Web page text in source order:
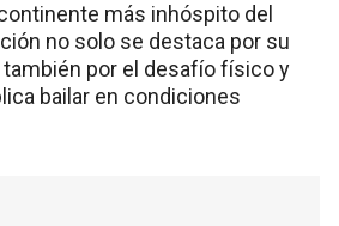
más inhóspito del
no solo se destaca por su
también por el desafío físico y
bailar en condiciones